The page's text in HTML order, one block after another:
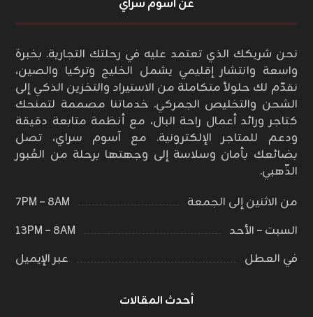
عن أسوم سراي
نحن شريكك الذي تعتمد عليه في رحلتك التجارية. بخبرة
واسعة وانتشار إقليمي يشمل الخليج وتركيا والصين،
نقدّم لك حلولاً متكاملة من الاستيراد والتخزين الذكي إلى
الشحن والتخليص الجمركي. خدماتنا مصممة لتمنحك
كتاجر ورائد أعمال راحة البال، مع أنظمة متابعة دقيقة
ودعم للمتاجر الإلكترونية. مع آسوم سراي، تصل
بضائعك بأمان وسلاسة إلى وجهتها برحلة من العُبور
الذّهبي.
من الاثنين إلى الجمعة
٨AM – ٧PM
السبت – الأحد
٨AM – ١٣PM
في العطل
عبر الإيميل
أحدث المقالات